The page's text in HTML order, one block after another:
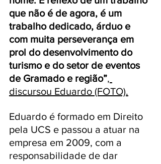
que não é de agora, é um
trabalho dedicado, árduo e
com muita perseverança em
prol do desenvolvimento do
turismo e do setor de eventos
de Gramado e região”,
discursou Eduardo (FOTO).
Eduardo é formado em Direito
pela UCS e passou a atuar na
empresa em 2009, com a
responsabilidade de dar